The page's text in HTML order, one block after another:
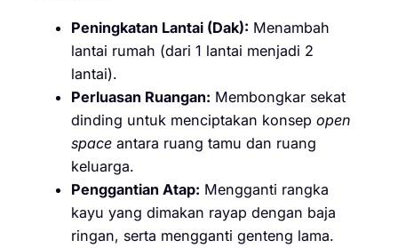
Peningkatan Lantai (Dak): Menambah
lantai rumah (dari 1 lantai menjadi 2
lantai).
Perluasan Ruangan: Membongkar sekat
dinding untuk menciptakan konsep open
space antara ruang tamu dan ruang
keluarga.
Penggantian Atap: Mengganti rangka
kayu yang dimakan rayap dengan baja
ringan, serta mengganti genteng lama.